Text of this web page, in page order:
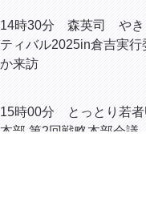
14時30分 森英司 やき
ティバル2025in倉吉実
か来訪
15時00分 とっとり若者
本部 第2回戦略本部会議